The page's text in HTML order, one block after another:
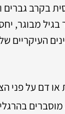
בקרב גברים
מבוגר,
העיקריים
או דם על פני
מוסברים